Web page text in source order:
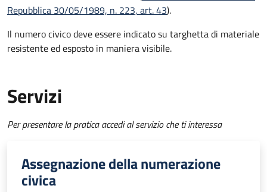
Repubblica 30/05/1989, n. 223, art. 43).
Il numero civico deve essere indicato su targhetta di materiale
resistente ed esposto in maniera visibile.
Servizi
Per presentare la pratica accedi al servizio che ti interessa
Assegnazione della numerazione
civica